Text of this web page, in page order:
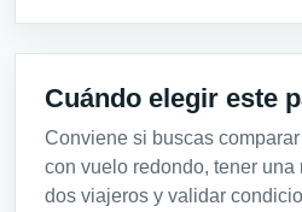
Cuándo elegir este
Conviene si buscas
con vuelo redondo, tener una
dos viajeros y validar